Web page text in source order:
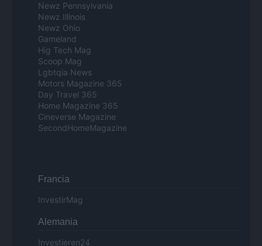
Newz Pennsylvania
Newz Illinois
Newz Ohio
Gameland
Hig Tech Mag
Scoop Mag
Lgbtqia News
Motors Magazine 365
Day Travel 365
Home Magazine 365
Cineverse Magazine
SecondHomeMagazine
Francia
InvestirMag
Alemania
Investieren24